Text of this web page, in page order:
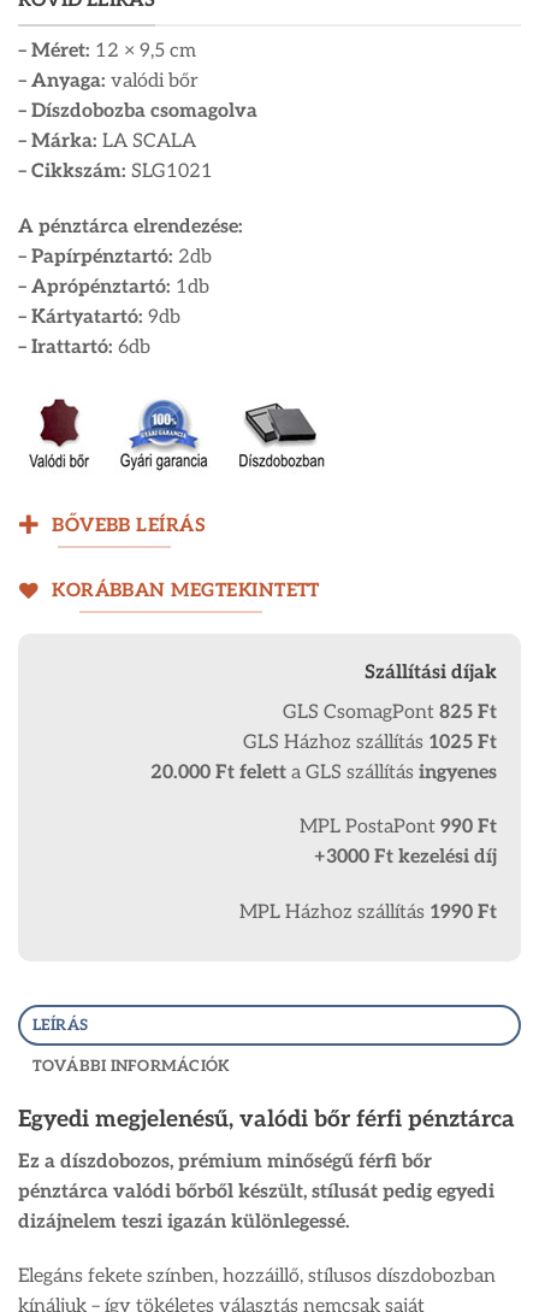
– Méret: 12 × 9,5 cm
– Anyaga: valódi bőr
– Díszdobozba csomagolva
– Márka: LA SCALA
– Cikkszám: SLG1021
A pénztárca elrendezése:
– Papírpénztartó: 2db
– Aprópénztartó: 1db
– Kártyatartó: 9db
– Irattartó: 6db
BŐVEBB LEÍRÁS
KORÁBBAN MEGTEKINTETT
Szállítási díjak
GLS CsomagPont 825 Ft
GLS Házhoz szállítás 1025 Ft
20.000 Ft felett a GLS szállítás ingyenes
MPL PostaPont 990 Ft
+3000 Ft kezelési díj
MPL Házhoz szállítás 1990 Ft
LEÍRÁS
TOVÁBBI INFORMÁCIÓK
Egyedi megjelenésű, valódi bőr férfi pénztárca
Ez a díszdobozos, prémium minőségű férfi bőr
pénztárca valódi bőrből készült, stílusát pedig egyedi
dizájnelem teszi igazán különlegessé.
Elegáns fekete színben, hozzáillő, stílusos díszdobozban
kínáljuk – így tökéletes választás nemcsak saját